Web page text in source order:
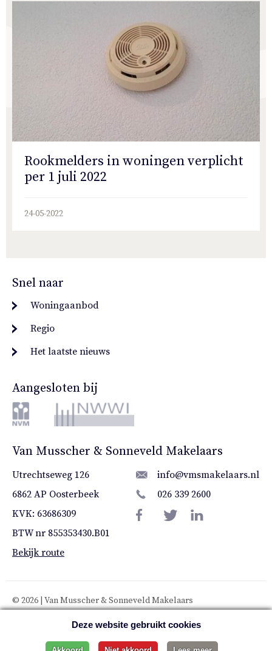
Rookmelders in woningen verplicht
per 1 juli 2022
24-05-2022
Snel naar
Woningaanbod
Regio
Het laatste nieuws
Aangesloten bij
Van Musscher & Sonneveld Makelaars
Utrechtseweg 126
6862 AP Oosterbeek
KVK: 63686309
BTW nr 855353430.B01
Bekijk route
info@vmsmakelaars.nl
026 339 2600
© 2026 | Van Musscher & Sonneveld Makelaars
Privacy verklaringDeze website gebruikt cookies